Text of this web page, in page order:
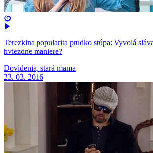
Terezkina popularita prudko stúpa: Vyvolá
hviezdne maniere?
Dovidenia, stará mama
23. 03. 2016